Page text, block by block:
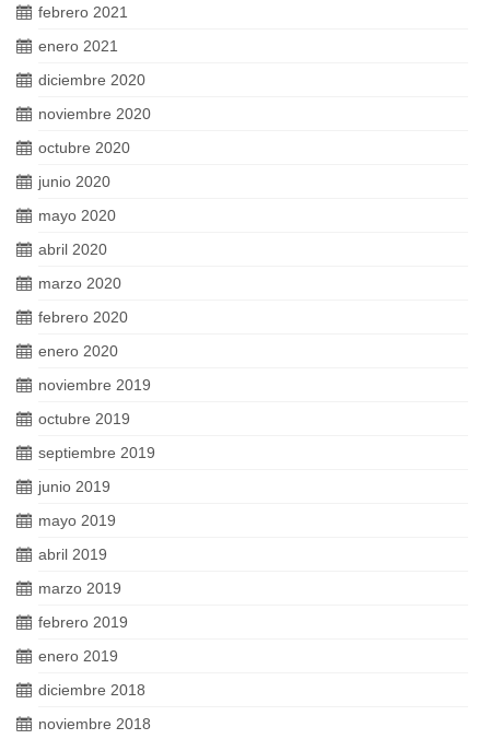
febrero 2021
enero 2021
diciembre 2020
noviembre 2020
octubre 2020
junio 2020
mayo 2020
abril 2020
marzo 2020
febrero 2020
enero 2020
noviembre 2019
octubre 2019
septiembre 2019
junio 2019
mayo 2019
abril 2019
marzo 2019
febrero 2019
enero 2019
diciembre 2018
noviembre 2018